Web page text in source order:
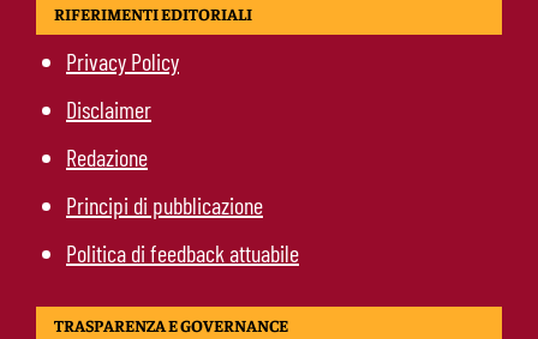
RIFERIMENTI EDITORIALI
Privacy Policy
Disclaimer
Redazione
Principi di pubblicazione
Politica di feedback attuabile
TRASPARENZA E GOVERNANCE